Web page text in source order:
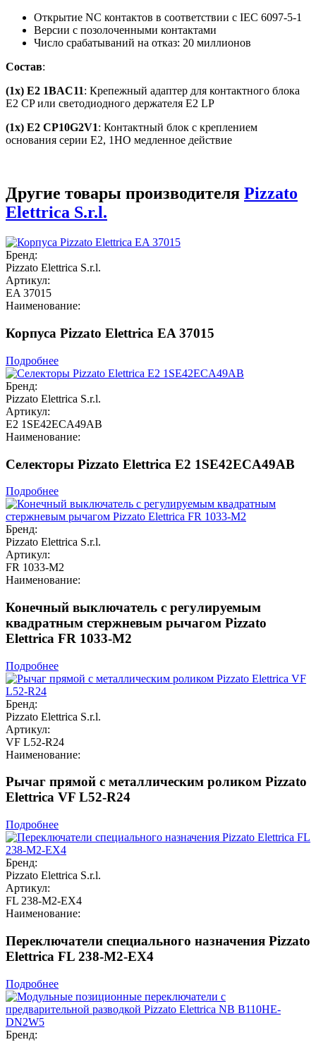
Открытие NC контактов в соответствии с IEC 6097-5-1
Версии с позолоченными контактами
Число срабатываний на отказ: 20 миллионов
Состав:
(1x) E2 1BAC11: Крепежный адаптер для контактного блока
E2 CP или светодиодного держателя E2 LP
(1x) E2 CP10G2V1: Контактный блок с креплением
основания серии E2, 1НО медленное действие
Другие товары производителя Pizzato
Elettrica S.r.l.
Бренд:
Pizzato Elettrica S.r.l.
Артикул:
EA 37015
Наименование:
Корпуса Pizzato Elettrica EA 37015
Подробнее
Бренд:
Pizzato Elettrica S.r.l.
Артикул:
E2 1SE42ECA49AB
Наименование:
Селекторы Pizzato Elettrica E2 1SE42ECA49AB
Подробнее
Бренд:
Pizzato Elettrica S.r.l.
Артикул:
FR 1033-M2
Наименование:
Конечный выключатель с регулируемым
квадратным стержневым рычагом Pizzato
Elettrica FR 1033-M2
Подробнее
Бренд:
Pizzato Elettrica S.r.l.
Артикул:
VF L52-R24
Наименование:
Рычаг прямой с металлическим роликом Pizzato
Elettrica VF L52-R24
Подробнее
Бренд:
Pizzato Elettrica S.r.l.
Артикул:
FL 238-M2-EX4
Наименование:
Переключатели специального назначения Pizzato
Elettrica FL 238-M2-EX4
Подробнее
Бренд: